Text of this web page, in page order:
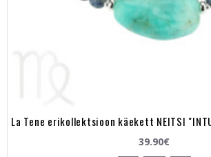
La Tene erikollektsioon käekett NEITSI
39.90€